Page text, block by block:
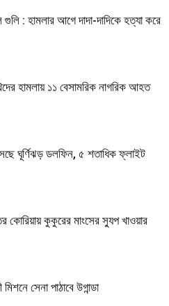
গুলি : হামলার আগে দাদা-দাদিকে হত্যা করে
হামলায় ১১ বেসামরিক নাগরিক আহত
ঘূর্ণিঝড় ডলফিন, ৫ শতাধিক ফ্লাইট
কোরিয়ায় কুকুরের মাংসের স্যুপ খাওয়ার
মিশনে সেনা পাঠাবে উগান্ডা